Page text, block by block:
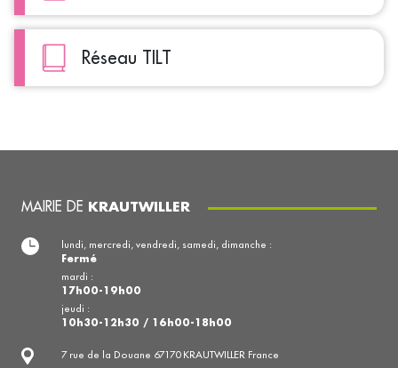
Réseau TILT
MAIRIE DE KRAUTWILLER
7 rue de la Douane 67170 KRAUTWILLER France
lundi, mercredi, vendredi, samedi, dimanche :
Fermé
mardi :
17h00-19h00
jeudi :
10h30-12h30 / 16h00-18h00